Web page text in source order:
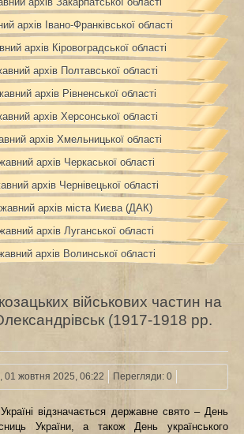
архів Івано-Франківської області
архів Кіровоградської області
архів Полтавської області
архів Рівненської області
архів Херсонської області
архів Хмельницької області
архів Черкаської області
архів Чернівецької області
архів міста Києва (ДАК)
архів Луганської області
архів Волинської області
військових частин на
(1917-1918 рр.
жовтня 2025, 06:22 Перегляди: 0
відзначається державне свято – День
України, а також День українського